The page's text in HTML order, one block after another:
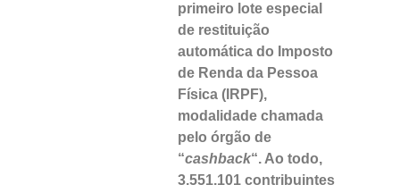
primeiro lote especial
de restituição
automática do Imposto
de Renda da Pessoa
Física (IRPF),
modalidade chamada
pelo órgão de
“cashback“. Ao todo,
3.551.101 contribuintes